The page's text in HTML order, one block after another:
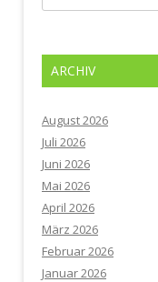
nach:
ARCHIV
August 2026
Juli 2026
Juni 2026
Mai 2026
April 2026
März 2026
Februar 2026
Januar 2026